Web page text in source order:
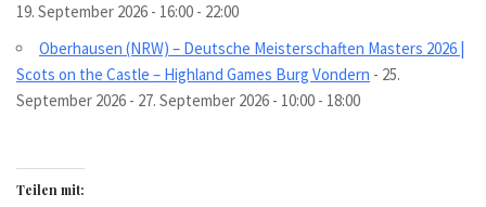
19. September 2026 - 16:00 - 22:00
Oberhausen (NRW) – Deutsche Meisterschaften Masters 2026 |
Scots on the Castle – Highland Games Burg Vondern - 25.
September 2026 - 27. September 2026 - 10:00 - 18:00
Teilen mit: